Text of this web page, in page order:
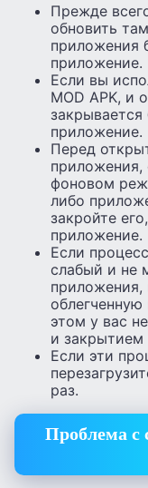
Прежде
обновить
приложения
приложение.
Если вы
MOD APK, и
приложение.
Перед
приложения,
фоновом
либо
закройте
приложение.
Если
слабый и не
приложения,
этом у вас
и
Если эти
раз.
Проблема с